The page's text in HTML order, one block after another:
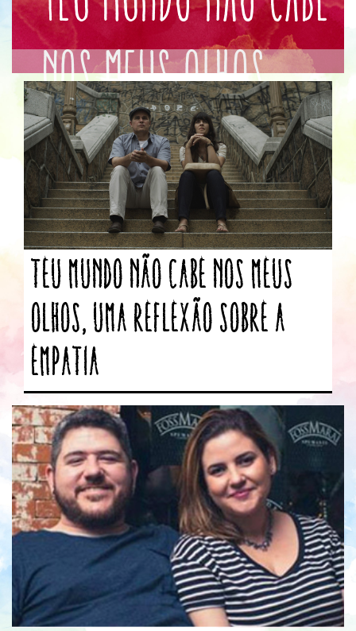
Nos Meus Olhos
Teu Mundo Não Cabe Nos Meus
Olhos, uma reflexão sobre a
empatia